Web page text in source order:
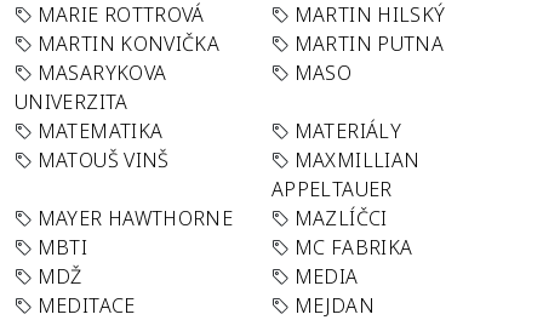
MARIE ROTTROVÁ
MARTIN HILSKÝ
MARTIN KONVIČKA
MARTIN PUTNA
MASARYKOVA
UNIVERZITA
MASO
MATEMATIKA
MATERIÁLY
MATOUŠ VINŠ
MAXMILLIAN
APPELTAUER
MAYER HAWTHORNE
MAZLÍČCI
MBTI
MC FABRIKA
MDŽ
MEDIA
MEDITACE
MEJDAN